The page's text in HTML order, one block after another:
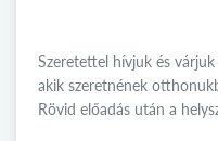
Szeretettel hívjuk és
akik szeretnének
Rövid előadás után a